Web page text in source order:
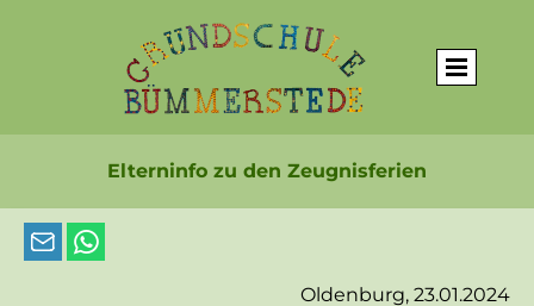
Elterninfo zu den Zeugnisferien
Oldenburg, 23.01.2024